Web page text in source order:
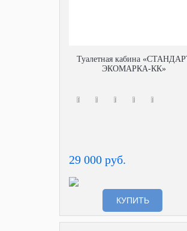
Туалетная кабина
ЭКОМАРКА-КК»
29 000 руб.
КУПИТЬ